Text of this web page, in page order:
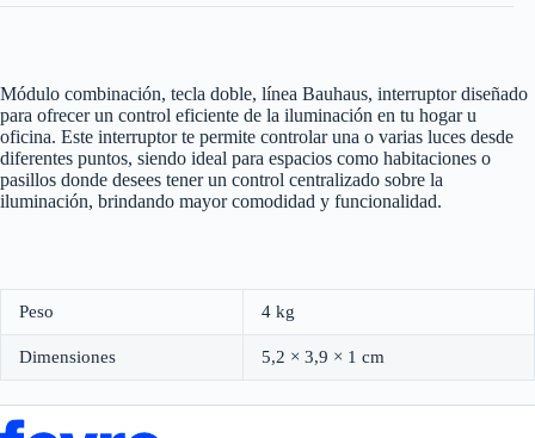
Módulo combinación, tecla doble, línea Bauhaus, interruptor diseñado
para ofrecer un control eficiente de la iluminación en tu hogar u
oficina. Este interruptor te permite controlar una o varias luces desde
diferentes puntos, siendo ideal para espacios como habitaciones o
pasillos donde desees tener un control centralizado sobre la
iluminación, brindando mayor comodidad y funcionalidad.
Peso 4 kg
Dimensiones 5,2 × 3,9 × 1 cm